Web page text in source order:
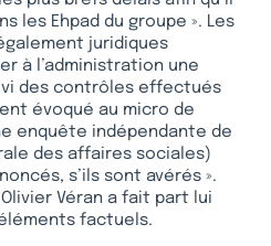
les Ehpad du groupe ». Les
juridiques
à l’administration une
des contrôles effectués
évoqué au micro de
enquête indépendante de
des affaires sociales)
s’ils sont avérés ».
Véran a fait part lui
factuels.